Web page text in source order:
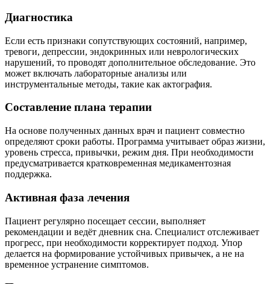
Диагностика
Если есть признаки сопутствующих состояний, например,
тревоги, депрессии, эндокринных или неврологических
нарушений, то проводят дополнительное обследование. Это
может включать лабораторные анализы или
инструментальные методы, такие как актография.
Составление плана терапии
На основе полученных данных врач и пациент совместно
определяют сроки работы. Программа учитывает образ жизни,
уровень стресса, привычки, режим дня. При необходимости
предусматривается кратковременная медикаментозная
поддержка.
Активная фаза лечения
Пациент регулярно посещает сессии, выполняет
рекомендации и ведёт дневник сна. Специалист отслеживает
прогресс, при необходимости корректирует подход. Упор
делается на формирование устойчивых привычек, а не на
временное устранение симптомов.